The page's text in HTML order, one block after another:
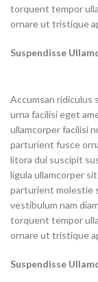
torquent tempor
ornare ut tristique
Suspendisse
Accumsan ridiculus
urna facilisi eget
ullamcorper facilisi
parturient fusce
litora dui suscipit
ligula ullamcorper
parturient molestie
vestibulum nam
torquent tempor
ornare ut tristique
Suspendisse